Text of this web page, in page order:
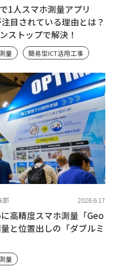
1人スマホ測量アプリ
目されている理由とは？
ストップで解決！
量 簡易型ICT活用工事
部 2026.6.17
高精度スマホ測量「Geo
と位置出しの「ダブルミ
量